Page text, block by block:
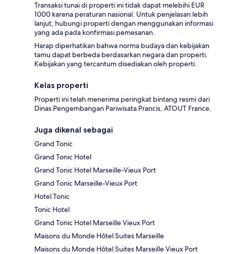
Transaksi tunai di properti ini tidak dapat melebihi EUR
1000 karena peraturan nasional. Untuk penjelasan lebih
lanjut, hubungi properti dengan menggunakan informasi
yang ada pada konfirmasi pemesanan.
Harap diperhatikan bahwa norma budaya dan kebijakan
tamu dapat berbeda berdasarkan negara dan properti.
Kebijakan yang tercantum disediakan oleh properti.
Kelas properti
Properti ini telah menerima peringkat bintang resmi dari
Dinas Pengembangan Pariwisata Prancis, ATOUT France.
Juga dikenal sebagai
Grand Tonic
Grand Tonic Hotel
Grand Tonic Hotel Marseille-Vieux Port
Grand Tonic Marseille-Vieux Port
Hotel Tonic
Tonic Hotel
Grand Tonic Hotel Marseille Vieux Port
Maisons du Monde Hôtel Suites Marseille
Maisons du Monde Hôtel Suites Marseille Vieux Port